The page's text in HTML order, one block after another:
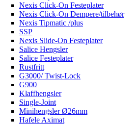
Nexis Click-On Festeplater
Nexis Click-On Dempere/tilbehør
Nexis Tipmatic /plus
SSP
Nexis Slide-On Festeplater
Salice Hengsler
Salice Festeplater
Rustfritt
G3000/ Twist-Lock
G900
Klaffhengsler
Single-Joint
Minihengsler Ø26mm
Hafele Aximat